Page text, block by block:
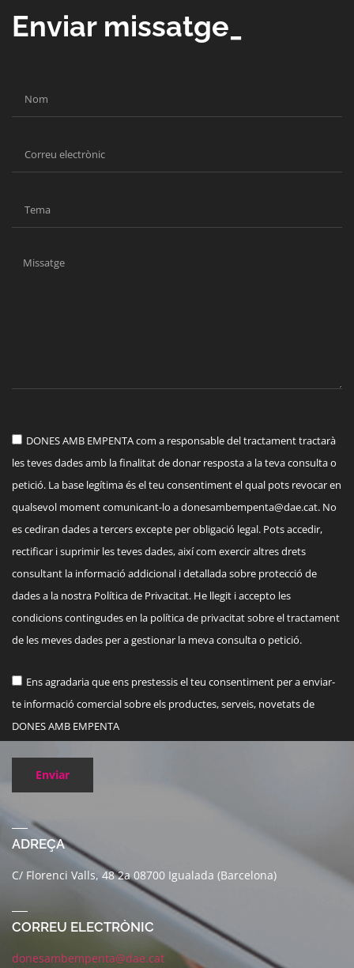
Enviar missatge_
DONES AMB EMPENTA com a responsable del tractament tractarà
les teves dades amb la finalitat de donar resposta a la teva consulta o
petició. La base legítima és el teu consentiment el qual pots revocar en
qualsevol moment comunicant-lo adonesambempenta@dae.cat. No
es cediran dades a tercers excepte per obligació legal. Pots accedir,
rectificar i suprimir les teves dades, així com exercir altres drets
consultant la informació addicional i detallada sobre protecció de
dades a la nostra Política de Privacitat. He llegit i accepto les
condicions contingudes en la política de privacitat sobre el tractament
de les meves dades per a gestionar la meva consulta o petició.
Ens agradaria que ens prestessis el teu consentiment per a enviar-
te informació comercial sobre els productes, serveis, novetats de
DONES AMB EMPENTA
Enviar
ADREÇA
C/ Florenci Valls, 48 2a 08700 Igualada (Barcelona)
CORREU ELECTRÒNIC
donesambempenta@dae.cat